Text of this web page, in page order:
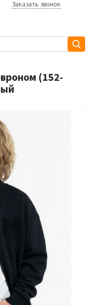
Заказать звонок
(152-